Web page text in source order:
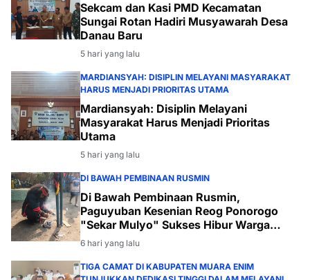
Sekcam dan Kasi PMD Kecamatan
Sungai Rotan Hadiri Musyawarah Desa
Danau Baru
5 hari yang lalu
MARDIANSYAH: DISIPLIN MELAYANI MASYARAKAT
HARUS MENJADI PRIORITAS UTAMA
Mardiansyah: Disiplin Melayani
Masyarakat Harus Menjadi Prioritas
Utama
5 hari yang lalu
DI BAWAH PEMBINAAN RUSMIN
Di Bawah Pembinaan Rusmin,
Paguyuban Kesenian Reog Ponorogo
"Sekar Mulyo" Sukses Hibur Warga
Desa Payabakal
6 hari yang lalu
TIGA CAMAT DI KABUPATEN MUARA ENIM